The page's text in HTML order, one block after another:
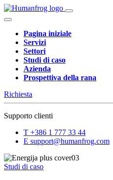
Pagina iniziale
Servizi
Settori
Studi di caso
Azienda
Prospettiva della rana
Richiesta
Supporto clienti
T +386 1 777 33 44
E support@humanfrog.com
Studi di caso